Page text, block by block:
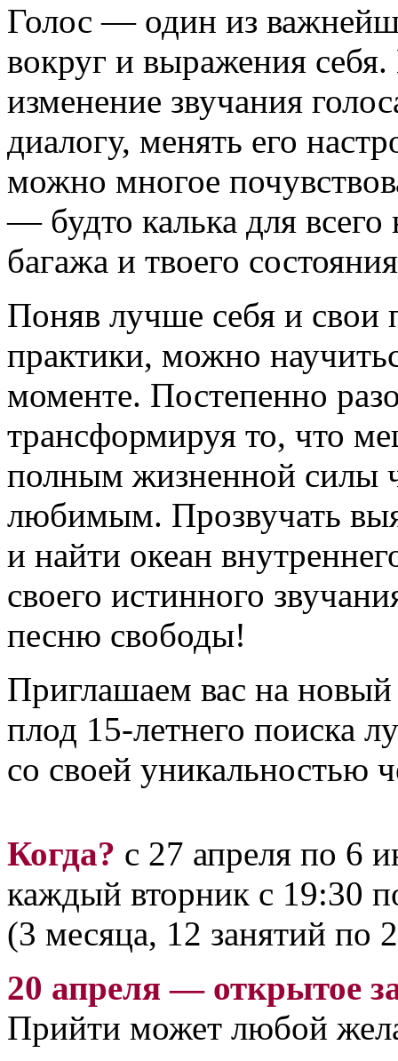
Голос — один из
вокруг и выражения
изменение звучания
диалогу, менять его
можно многое
— будто калька для
багажа и твоего
Поняв лучше себя и свои
практики, можно
моменте. Постепенно
трансформируя то, что
полным жизненной силы
любимым. Прозвучать
и найти океан
своего истинного
песню свободы!
Приглашаем вас на
плод 15-летнего поиска
со своей уникальностью
Когда? с 27 апреля по 6
каждый вторник с 19:30
(3 месяца, 12 занятий по
20 апреля — открытое
Прийти может любой